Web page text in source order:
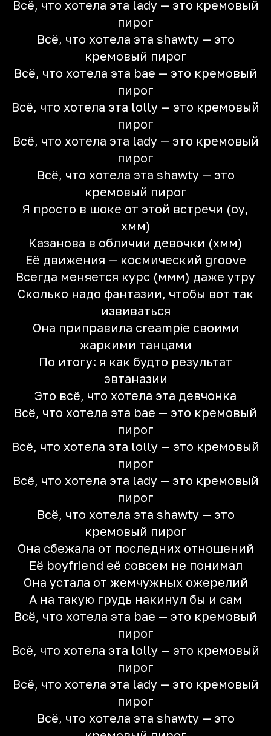
Всё, что хотела эта lady — это кремовый
пирог
Всё, что хотела эта shawty — это
кремовый пирог
Всё, что хотела эта bae — это кремовый
пирог
Всё, что хотела эта lolly — это кремовый
пирог
Всё, что хотела эта lady — это кремовый
пирог
Всё, что хотела эта shawty — это
кремовый пирог
Я просто в шоке от этой встречи (оу,
хмм)
Казанова в обличии девочки (хмм)
Её движения — космический groove
Всегда меняется курс (ммм) даже утру
Сколько надо фантазии, чтобы вот так
извиваться
Она приправила creampie своими
жаркими танцами
По итогу: я как будто результат
эвтаназии
Это всё, что хотела эта девчонка
Всё, что хотела эта bae — это кремовый
пирог
Всё, что хотела эта lolly — это кремовый
пирог
Всё, что хотела эта lady — это кремовый
пирог
Всё, что хотела эта shawty — это
кремовый пирог
Она сбежала от последних отношений
Её boyfriend её совсем не понимал
Она устала от жемчужных ожерелий
А на такую грудь накинул бы и сам
Всё, что хотела эта bae — это кремовый
пирог
Всё, что хотела эта lolly — это кремовый
пирог
Всё, что хотела эта lady — это кремовый
пирог
Всё, что хотела эта shawty — это